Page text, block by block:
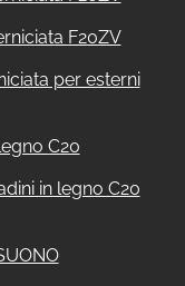
F20ZV
per esterni
C20
in legno C20